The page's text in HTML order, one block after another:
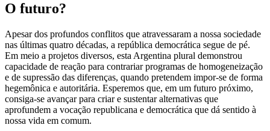
O futuro?
Apesar dos profundos conflitos que atravessaram a nossa sociedade
nas últimas quatro décadas, a república democrática segue de pé.
Em meio a projetos diversos, esta Argentina plural demonstrou
capacidade de reação para contrariar programas de homogeneização
e de supressão das diferenças, quando pretendem impor-se de forma
hegemônica e autoritária. Esperemos que, em um futuro próximo,
consiga-se avançar para criar e sustentar alternativas que
aprofundem a vocação republicana e democrática que dá sentido à
nossa vida em comum.